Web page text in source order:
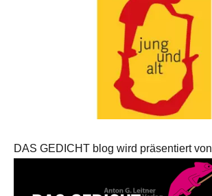
DAS GEDICHT blog wird präsentiert von